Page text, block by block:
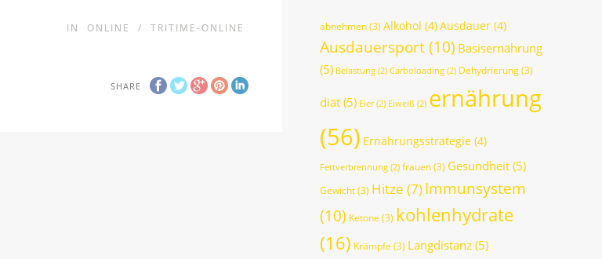
IN ONLINE / TRITIME-ONLINE
SHARE
abnehmen(3) Alkohol (4)Ausdauer (4)
Ausdauersport(10) Basisernährung
(5) Belastung (2) Carboloading (2) Dehydrierung(3)
diät (5) Eier(2) Eiweiß (2) ernährung
(56) Ernährungsstrategie (4)
Fettverbrennung (2) frauen(3) Gesundheit (5)
Gewicht(3) Hitze (7)Immunsystem
(10) Ketone (3) kohlenhydrate
(16) Krämpfe (3) Langdistanz (5)